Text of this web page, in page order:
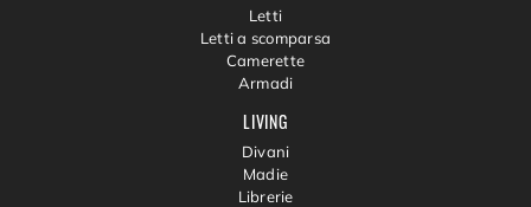
LIVING
Divani
Madie
Librerie
Letti
Letti a scomparsa
Camerette
Armadi